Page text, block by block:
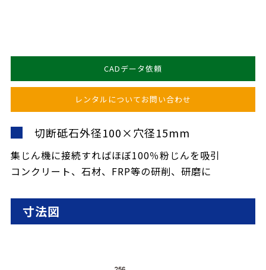
CADデータ依頼
レンタルについてお問い合わせ
切断砥石外径100×穴径15mm
集じん機に接続すればほぼ100％粉じんを吸引
コンクリート、石材、FRP等の研削、研磨に
寸法図